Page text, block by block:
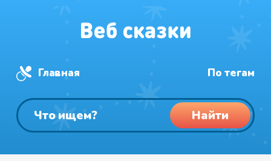
Главная По тегам
Найти